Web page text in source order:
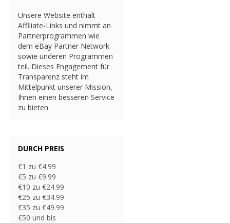
Unsere Website enthält
Affiliate-Links und nimmt an
Partnerprogrammen wie
dem eBay Partner Network
sowie underen Programmen
teil. Dieses Engagement für
Transparenz steht im
Mittelpunkt unserer Mission,
Ihnen einen besseren Service
zu bieten.
DURCH PREIS
€1 zu €4.99
€5 zu €9.99
€10 zu €24.99
€25 zu €34.99
€35 zu €49.99
€50 und bis